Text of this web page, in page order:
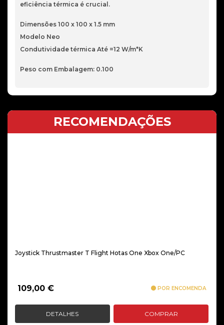
eficiência térmica é crucial.
Dimensões 100 x 100 x 1.5 mm
Modelo Neo
Condutividade térmica Até =12 W/m*K
Peso com Embalagem: 0.100
RECOMENDAÇÕES
Joystick Thrustmaster T Flight Hotas One Xbox One/PC
109,00 € POR ENCOMENDA
DETALHES COMPRAR